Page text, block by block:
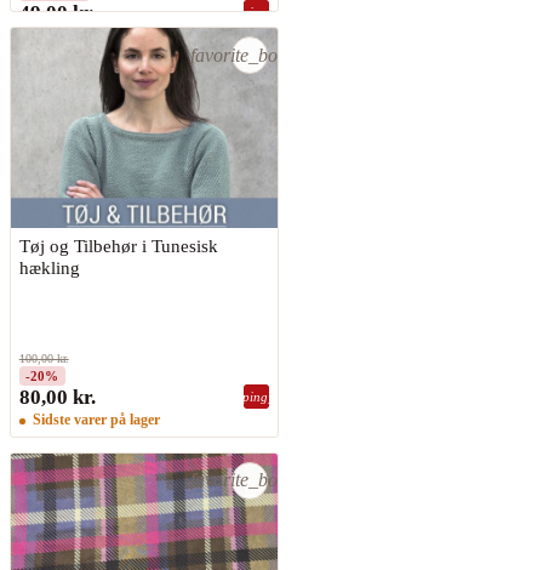
49,00 kr. shopping_bag
favorite_border
Tøj og Tilbehør i Tunesisk
hækling
100,00 kr.
-20%
80,00 kr. shopping_bag
Sidste varer på lager
favorite_border